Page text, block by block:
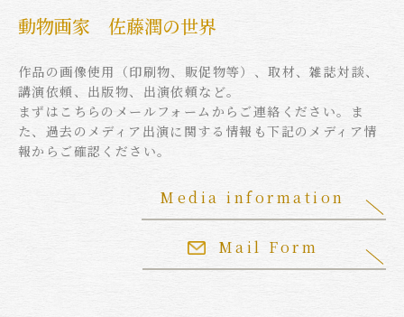
動物画家 佐藤潤の世界
作品の画像使用（印刷物、販促物等）、取材、雑誌対談、
講演依頼、出版物、出演依頼など。
まずはこちらのメールフォームからご連絡ください。ま
た、過去のメディア出演に関する情報も下記のメディア情
報からご確認ください。
Mail Form
Media information